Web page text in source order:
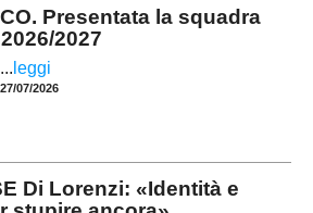
Presentata la squadra
2027
... leggi
27/07/2026
Di Lorenzi: «Identità e